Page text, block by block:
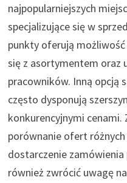
najpopularniejszych
specjalizujące się w
punkty oferują
się z asortymentem oraz
pracowników. Inną opcją
często dysponują
konkurencyjnymi
porównanie ofert
dostarczenie
również zwrócić uwagę